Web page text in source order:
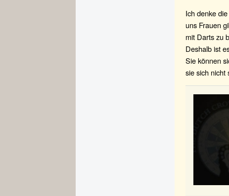
Ich denke
uns Frauen
mit Darts zu
Deshalb ist
Sie können
sie sich nicht